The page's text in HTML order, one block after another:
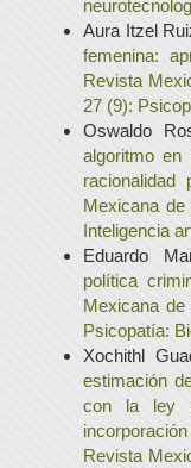
Aura Itzel
femenina:
Revista
27 (9):
Oswaldo
algoritmo
Mexicana
Inteligencia
Eduardo
política
Mexicana
Psicopatía:
Xochithl
estimación
con la ley
Revista